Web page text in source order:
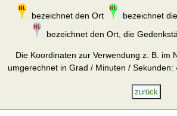
bezeichnet den Ort
bezeichnet
bezeichnet den Ort, die
Die Koordinaten zur Verwendung z. B. im
umgerechnet in Grad / Minuten /